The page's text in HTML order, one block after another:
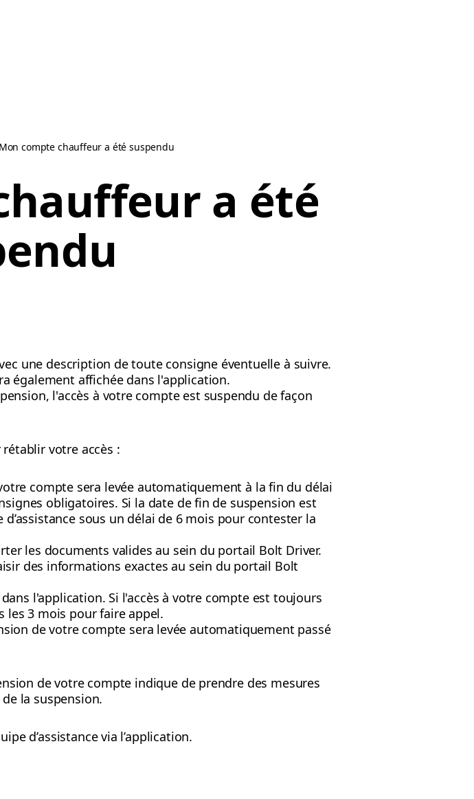
Mon compte chauffeur a été suspendu
a été
une description de toute consigne éventuelle à suivre.
également affichée dans l'application.
l'accès à votre compte est suspendu de façon
votre accès :
compte sera levée automatiquement à la fin du délai
obligatoires. Si la date de fin de suspension est
sous un délai de 6 mois pour contester la
les documents valides au sein du portail Bolt Driver.
des informations exactes au sein du portail Bolt
l'application. Si l'accès à votre compte est toujours
les 3 mois pour faire appel.
de votre compte sera levée automatiquement passé
de votre compte indique de prendre des mesures
la suspension.
d’assistance via l’application.